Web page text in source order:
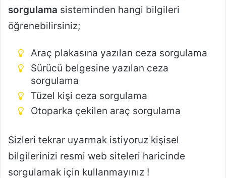
sorgulama sisteminden hangi bilgileri
öğrenebilirsiniz;
Araç plakasına yazılan ceza sorgulama
Sürücü belgesine yazılan ceza
sorgulama
Tüzel kişi ceza sorgulama
Otoparka çekilen araç sorgulama
Sizleri tekrar uyarmak istiyoruz kişisel
bilgilerinizi resmi web siteleri haricinde
sorgulamak için kullanmayınız !